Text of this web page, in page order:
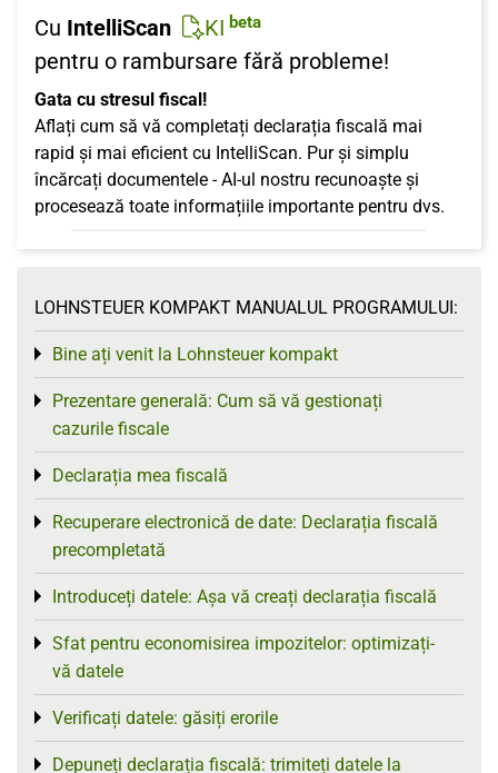
Cu IntelliScan KI beta
pentru o rambursare fără probleme!
Gata cu stresul fiscal!
Aflați cum să vă completați declarația fiscală mai
rapid și mai eficient cu IntelliScan. Pur și simplu
încărcați documentele - AI-ul nostru recunoaște și
procesează toate informațiile importante pentru dvs.
LOHNSTEUER KOMPAKT MANUALUL PROGRAMULUI:
Bine ați venit la Lohnsteuer kompakt
Toggle menu
Prezentare generală: Cum să vă gestionați
cazurile fiscale
Toggle menu
Declarația mea fiscală
Toggle menu
Recuperare electronică de date: Declarația fiscală
precompletată
Toggle menu
Introduceți datele: Așa vă creați declarația fiscală
Toggle menu
Sfat pentru economisirea impozitelor: optimizați-
vă datele
Toggle menu
Verificați datele: găsiți erorile
Toggle menu
Depuneți declarația fiscală: trimiteți datele la
Toggle menu